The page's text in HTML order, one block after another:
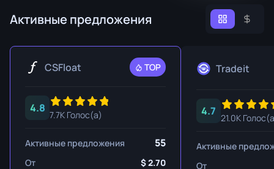
Активные предложения
CSFloat TOP
4.8
7.7K Голос(а)
Активные предложения 55
От 2.70
Tradeit
4.7
21.0K
Активные
От